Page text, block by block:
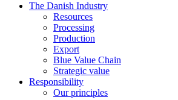
The Danish Industry
Resources
Processing
Production
Export
Blue Value Chain
Strategic value
Responsibility
Our principles